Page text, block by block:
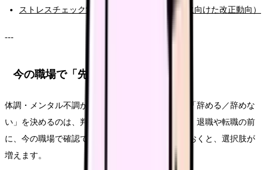
ストレスチェック制度のこれから（2028年度に向けた改正動向）
---
今の職場で「先に」確認すること
体調・メンタル不調が出ている段階で、いきなり「辞める／辞めな
い」を決めるのは、判断材料も体力も足りません。退職や転職の前
に、今の職場で確認できることを一度棚卸ししておくと、選択肢が
増えます。